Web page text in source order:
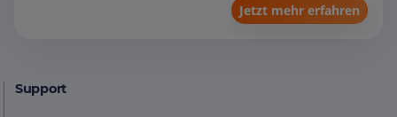
Jetzt mehr erfahren
Support